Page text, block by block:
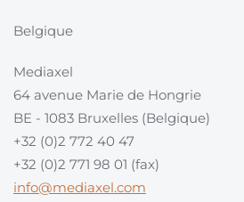
Belgique
Mediaxel
64 avenue Marie de Hongrie
BE - 1083 Bruxelles (Belgique)
+32 (0)2 772 40 47
+32 (0)2 771 98 01 (fax)
info@mediaxel.com